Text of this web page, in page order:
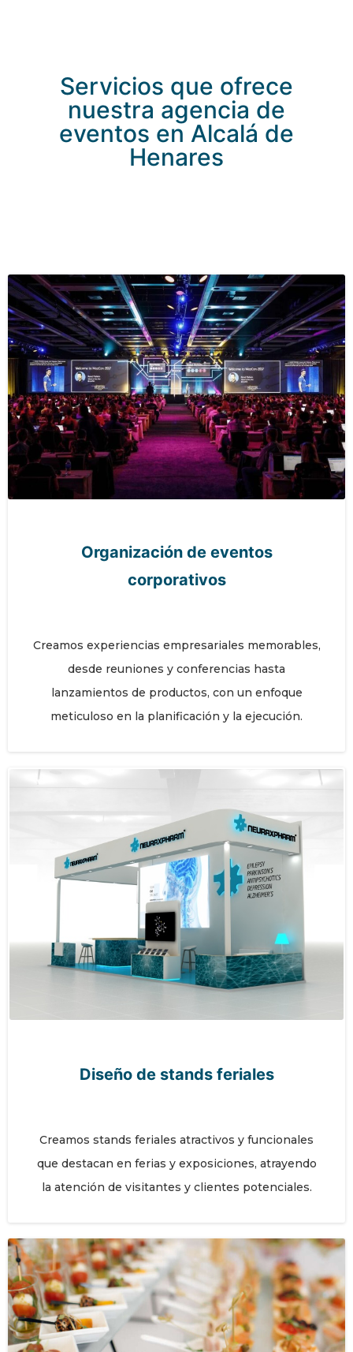
Servicios que ofrece
nuestra agencia de
eventos en Alcalá de
Henares
Organización de eventos
corporativos
Creamos experiencias empresariales memorables,
desde reuniones y conferencias hasta
lanzamientos de productos, con un enfoque
meticuloso en la planificación y la ejecución.
Diseño de stands feriales
Creamos stands feriales atractivos y funcionales
que destacan en ferias y exposiciones, atrayendo
la atención de visitantes y clientes potenciales.